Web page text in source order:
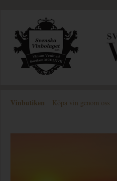
Vinbutiken Köpa vin genom oss